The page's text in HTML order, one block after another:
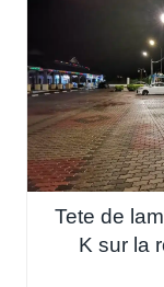
Tete de
K sur la